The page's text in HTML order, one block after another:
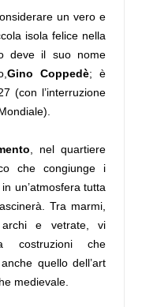
un vero e
isola felice nella
deve il suo nome
Gino Coppedè; è
(con l’interruzione
, nel quartiere
che congiunge i
un’atmosfera tutta
Tra marmi,
archi e vetrate, vi
costruzioni che
quello dell’art
medievale.